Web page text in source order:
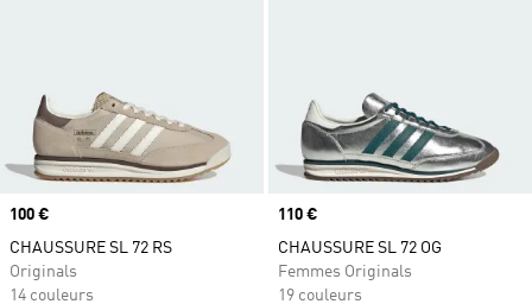
Prix
100 €
CHAUSSURE SL 72 RS
Originals
14 couleurs
Prix
110 €
CHAUSSURE SL 72 OG
Femmes Originals
19 couleurs